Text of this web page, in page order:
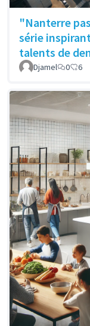
"Nanterre
série
talents de
Djamel 0 6